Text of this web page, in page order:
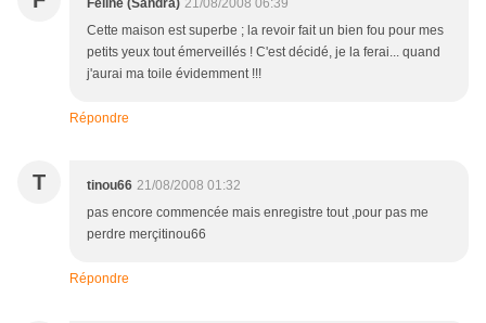
Féline (Sandra) 21/08/2008 06:39
Cette maison est superbe ; la revoir fait un bien fou pour mes
petits yeux tout émerveillés ! C'est décidé, je la ferai... quand
j'aurai ma toile évidemment !!!
Répondre
T tinou66 21/08/2008 01:32
pas encore commencée mais enregistre tout ,pour pas me
perdre merçitinou66
Répondre